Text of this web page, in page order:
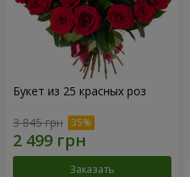
Букет из 25 красных роз
3 845 грн
Заказать